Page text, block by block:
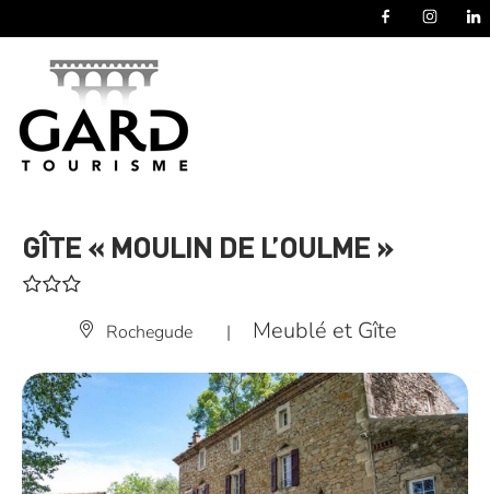
GÎTE « MOULIN DE L’OULME »
Rochegude | Meublé et Gîte